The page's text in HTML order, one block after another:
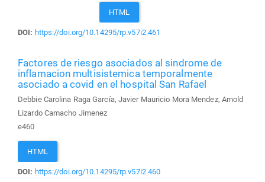
HTML
DOI: https://doi.org/10.14295/rp.v57i2.461
Factores de riesgo asociados al sindrome de
inflamacion multisistemica temporalmente
asociado a covid en el hospital San Rafael
Debbie Carolina Raga García, Javier Mauricio Mora Mendez, Arnold
Lizardo Camacho Jimenez
e460
HTML
DOI: https://doi.org/10.14295/rp.v57i2.460